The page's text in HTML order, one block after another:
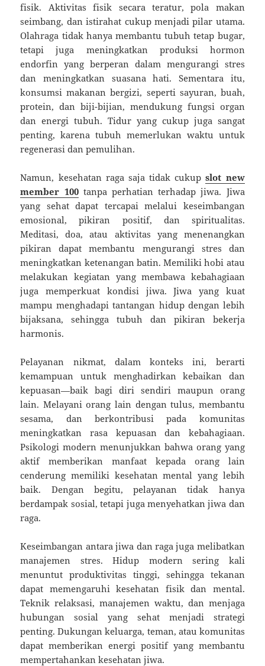
fisik. Aktivitas fisik secara teratur, pola makan
seimbang, dan istirahat cukup menjadi pilar utama.
Olahraga tidak hanya membantu tubuh tetap bugar,
tetapi juga meningkatkan produksi hormon
endorfin yang berperan dalam mengurangi stres
dan meningkatkan suasana hati. Sementara itu,
konsumsi makanan bergizi, seperti sayuran, buah,
protein, dan biji-bijian, mendukung fungsi organ
dan energi tubuh. Tidur yang cukup juga sangat
penting, karena tubuh memerlukan waktu untuk
regenerasi dan pemulihan.
Namun, kesehatan raga saja tidak cukupslot new
member 100tanpa perhatian terhadap jiwa. Jiwa
yang sehat dapat tercapai melalui keseimbangan
emosional, pikiran positif, dan spiritualitas.
Meditasi, doa, atau aktivitas yang menenangkan
pikiran dapat membantu mengurangi stres dan
meningkatkan ketenangan batin. Memiliki hobi atau
melakukan kegiatan yang membawa kebahagiaan
juga memperkuat kondisi jiwa. Jiwa yang kuat
mampu menghadapi tantangan hidup dengan lebih
bijaksana, sehingga tubuh dan pikiran bekerja
harmonis.
Pelayanan nikmat, dalam konteks ini, berarti
kemampuan untuk menghadirkan kebaikan dan
kepuasan—baik bagi diri sendiri maupun orang
lain. Melayani orang lain dengan tulus, membantu
sesama, dan berkontribusi pada komunitas
meningkatkan rasa kepuasan dan kebahagiaan.
Psikologi modern menunjukkan bahwa orang yang
aktif memberikan manfaat kepada orang lain
cenderung memiliki kesehatan mental yang lebih
baik. Dengan begitu, pelayanan tidak hanya
berdampak sosial, tetapi juga menyehatkan jiwa dan
raga.
Keseimbangan antara jiwa dan raga juga melibatkan
manajemen stres. Hidup modern sering kali
menuntut produktivitas tinggi, sehingga tekanan
dapat memengaruhi kesehatan fisik dan mental.
Teknik relaksasi, manajemen waktu, dan menjaga
hubungan sosial yang sehat menjadi strategi
penting. Dukungan keluarga, teman, atau komunitas
dapat memberikan energi positif yang membantu
mempertahankan kesehatan jiwa.